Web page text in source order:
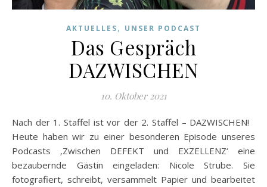
AKTUELLES, UNSER PODCAST
Das Gespräch
DAZWISCHEN
10. Oktober 2021
Nach der 1. Staffel ist vor der 2. Staffel – DAZWISCHEN!
Heute haben wir zu einer besonderen Episode unseres
Podcasts ‚Zwischen DEFEKT und EXZELLENZ‘ eine
bezaubernde Gästin eingeladen: Nicole Strube. Sie
fotografiert, schreibt, versammelt Papier und bearbeitet